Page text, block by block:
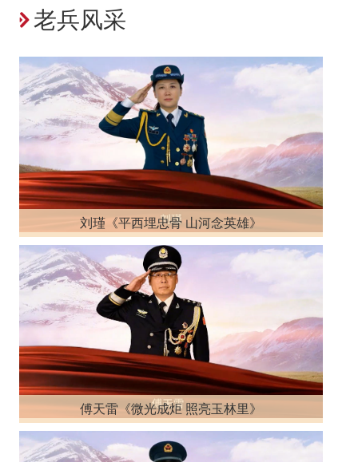
老兵风采
刘瑾《平西埋忠骨 山河念英雄》
傅天雷《微光成炬 照亮玉林里》